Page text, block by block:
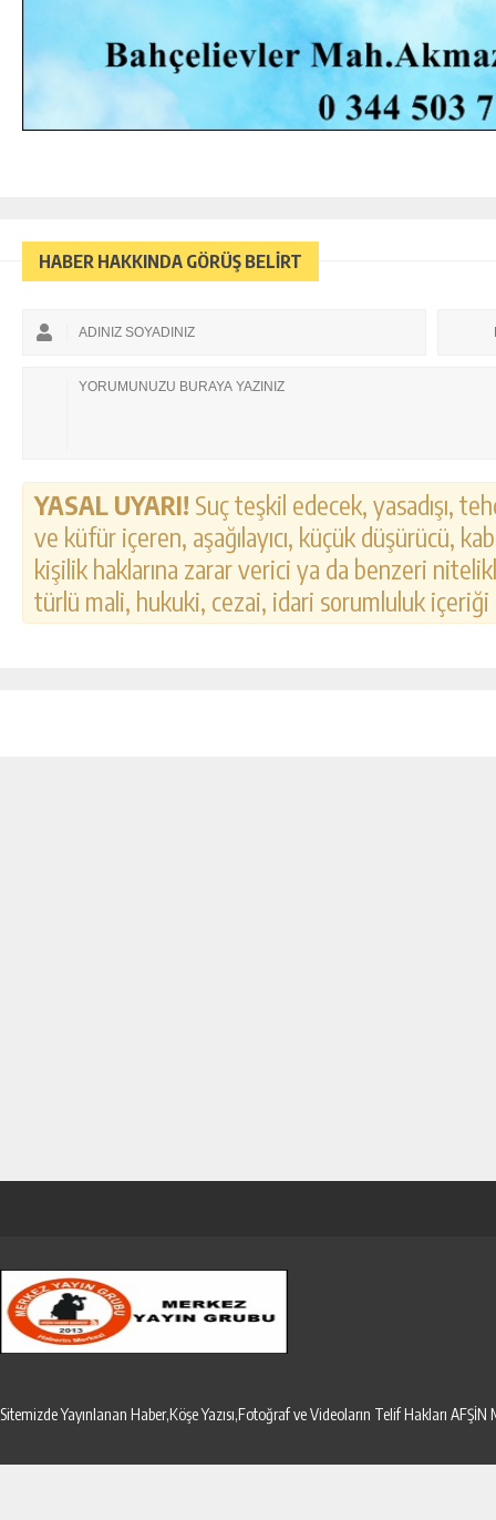
HABER HAKKINDA GÖRÜŞ BELİRT
YASAL UYARI! Suç teşkil edecek, yasadışı,
ve küfür içeren, aşağılayıcı, küçük düşürücü,
kişilik haklarına zarar verici ya da benzeri
türlü mali, hukuki, cezai, idari sorumluluk
Sitemizde Yayınlanan Haber,Köşe Yazısı,Fotoğraf ve Videoların Telif Hakları